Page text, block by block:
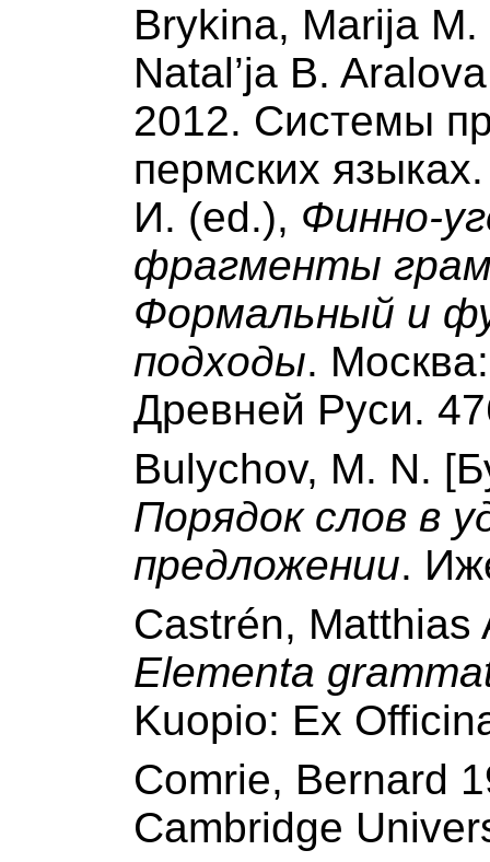
Brykina, Marija
Natal’ja B.
2012. Системы
пермских
И. (ed.), Финно-
фрагменты
Формальный и
подходы.
Древней Руси.
Bulychov, M. N.
Порядок слов в
предложении.
Castrén, Matthias
Elementa
Kuopio: Ex
Comrie, Bernard
Cambridge